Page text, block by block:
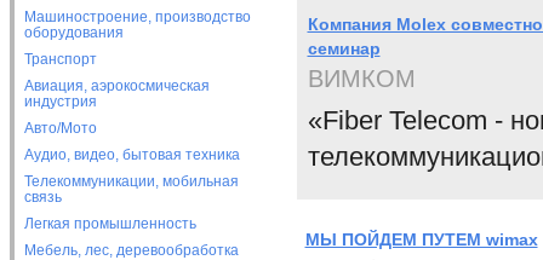
Машиностроение, производство
оборудования
Транспорт
Авиация, аэрокосмическая
индустрия
Авто/Мото
Аудио, видео, бытовая техника
Телекоммуникации, мобильная
связь
Легкая промышленность
Мебель, лес, деревообработка
Компания Molex
семинар
ВИМКОМ
«Fiber Telecom -
МЫ ПОЙДЕМ ПУТЕМ wimax